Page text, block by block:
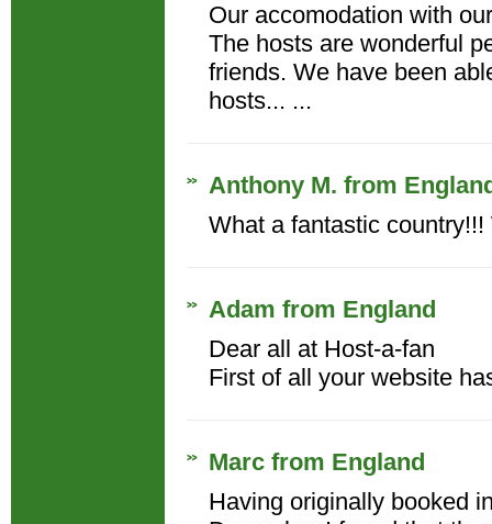
Our accomodation with
The hosts are wonderful
friends. We have been
hosts... ...
Anthony M. from
What a fantastic
Adam from England
Dear all at Host-a-fan
First of all your website
Marc from England
Having originally booked